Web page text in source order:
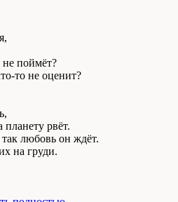
не поймёт?
то не оценит?
рвёт.
любовь он ждёт.
на груди.